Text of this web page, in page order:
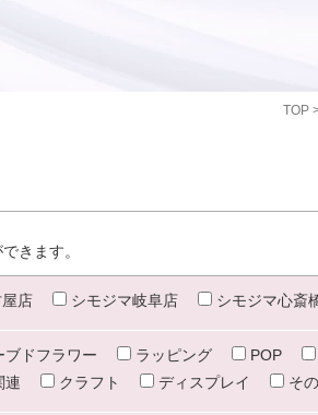
TOP
きます。
店 シモジマ岐阜店 シモジマ心斎
ブドフラワー ラッピング POP
連 クラフト ディスプレイ そ